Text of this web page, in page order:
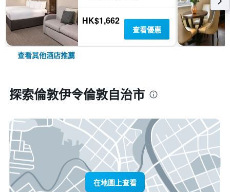
HK$1,662
查看優惠
查看其他酒店推薦
探索倫敦伊令倫敦自治市
在地圖上查看